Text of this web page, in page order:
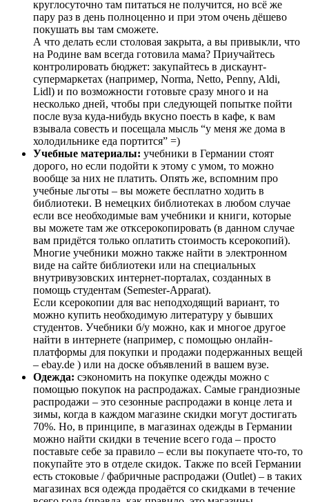
круглосуточно там питаться не получится, но всё же
пару раз в день полноценно и при этом очень дёшево
покушать вы там сможете.
А что делать если столовая закрыта, а вы привыкли, что
на Родине вам всегда готовила мама? Приучайтесь
контролировать бюджет: закупайтесь в дискаунт-
супермаркетах (например, Norma, Netto, Penny, Aldi,
Lidl) и по возможности готовьте сразу много и на
несколько дней, чтобы при следующей попытке пойти
после вуза куда-нибудь вкусно поесть в кафе, к вам
взывала совесть и посещала мысль “у меня же дома в
холодильнике еда портится” =)
Учебные материалы: учебники в Германии стоят
дорого, но если подойти к этому с умом, то можно
вообще за них не платить. Опять же, вспомним про
учебные льготы – вы можете бесплатно ходить в
библиотеки. В немецких библиотеках в любом случае
если все необходимые вам учебники и книги, которые
вы можете там же отксерокопировать (в данном случае
вам придётся только оплатить стоимость ксерокопий).
Многие учебники можно также найти в электронном
виде на сайте библиотеки или на специальных
внутривузовских интернет-порталах, созданных в
помощь студентам (Semester-Apparat).
Если ксерокопии для вас неподходящий вариант, то
можно купить необходимую литературу у бывших
студентов. Учебники б/у можно, как и многое другое
найти в интернете (например, с помощью онлайн-
платформы для покупки и продажи подержанных вещей
– ebay.de ) или на доске объявлений в вашем вузе.
Одежда: сэкономить на покупке одежды можно с
помощью покупок на распродажах. Самые грандиозные
распродажи – это сезонные распродажи в конце лета и
зимы, когда в каждом магазине скидки могут достигать
70%. Но, в принципе, в магазинах одежды в Германии
можно найти скидки в течение всего года – просто
поставьте себе за правило – если вы покупаете что-то, то
покупайте это в отделе скидок. Также по всей Германии
есть стоковые / фабричные распродажи (Outlet) – в таких
магазинах вся одежда продаётся со скидками в течение